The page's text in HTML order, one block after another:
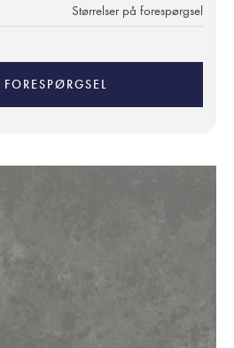
Størrelser på forespørgsel